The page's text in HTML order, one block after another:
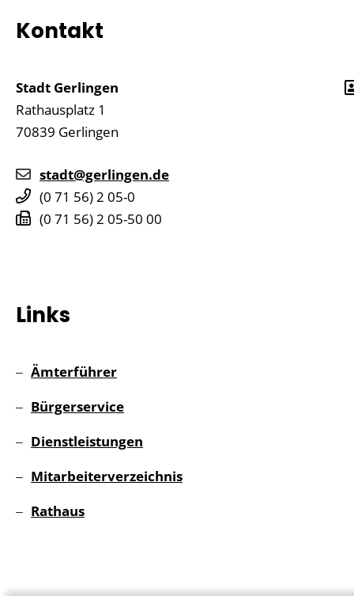
Kontakt
Stadt Gerlingen
Rathausplatz 1
70839 Gerlingen
stadt@gerlingen.de
(0 71 56) 2 05-0
(0 71 56) 2 05-50 00
Links
Ämterführer
Bürgerservice
Dienstleistungen
Mitarbeiterverzeichnis
Rathaus